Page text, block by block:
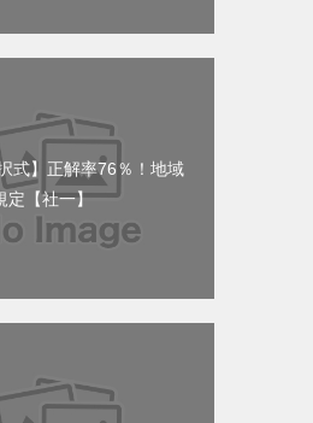
式】正解率76％！地域
定【社一】